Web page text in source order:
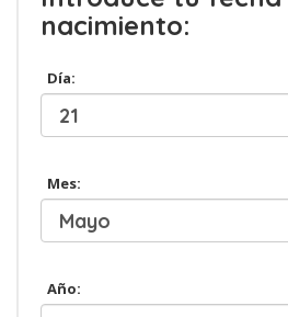
nacimiento:
Día:
Mes:
Año: